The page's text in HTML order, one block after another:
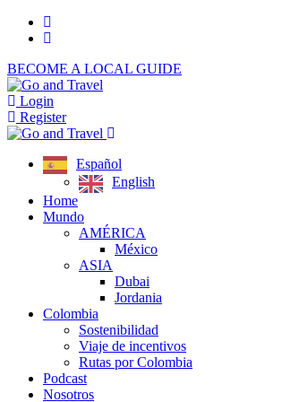
BECOME A LOCAL GUIDE
Login
Register
Español
English
Home
Mundo
AMÉRICA
México
ASIA
Dubai
Jordania
Colombia
Sostenibilidad
Viaje de incentivos
Rutas por Colombia
Podcast
Nosotros